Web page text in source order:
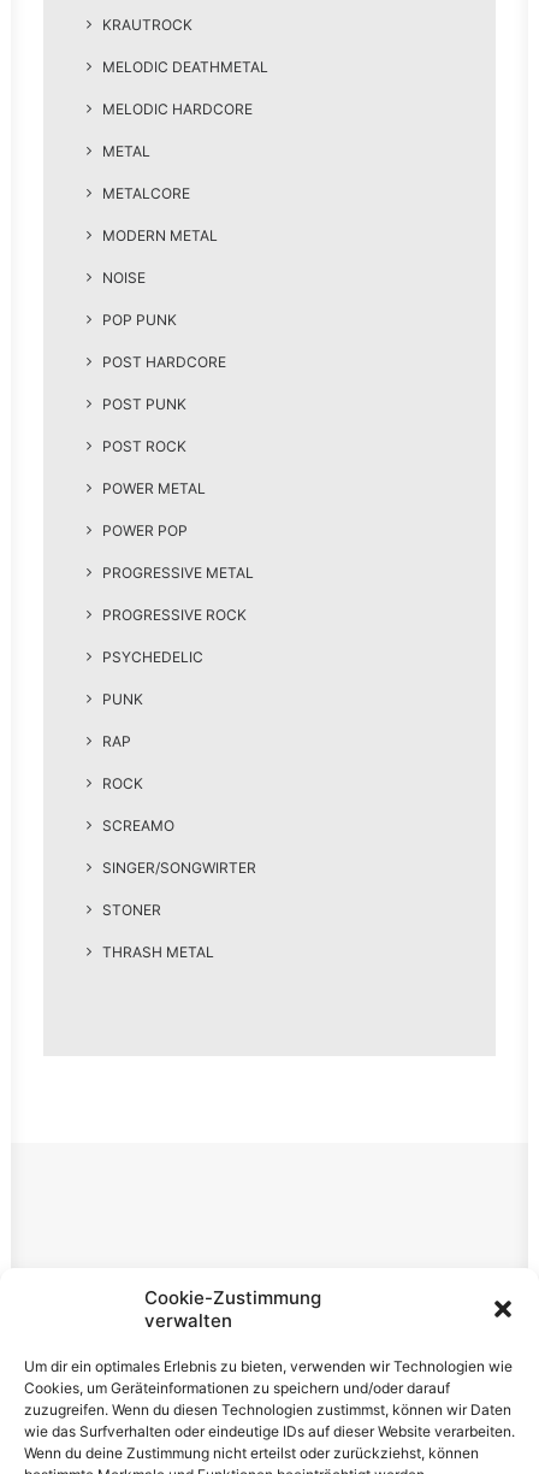
Cookie-Zustimmung
verwalten
Um dir ein optimales Erlebnis zu bieten, verwenden wir Technologien wie
Cookies, um Geräteinformationen zu speichern und/oder darauf
zuzugreifen. Wenn du diesen Technologien zustimmst, können wir Daten
wie das Surfverhalten oder eindeutige IDs auf dieser Website verarbeiten.
Wenn du deine Zustimmung nicht erteilst oder zurückziehst, können
KRAUTROCK
MELODIC DEATHMETAL
MELODIC HARDCORE
METAL
METALCORE
MODERN METAL
NOISE
POP PUNK
POST HARDCORE
POST PUNK
POST ROCK
POWER METAL
POWER POP
PROGRESSIVE METAL
PROGRESSIVE ROCK
PSYCHEDELIC
PUNK
RAP
ROCK
SCREAMO
SINGER/SONGWIRTER
STONER
THRASH METAL
Rechtliches
Datenschutzerklärung
Cookie-Richtlinie (EU)